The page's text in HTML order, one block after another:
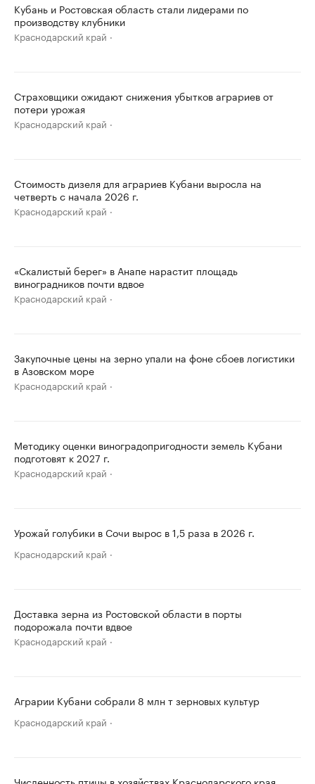
Кубань и Ростовская область стали лидерами по
производству клубники
Краснодарский край
Страховщики ожидают снижения убытков аграриев от
потери урожая
Краснодарский край
Стоимость дизеля для аграриев Кубани выросла на
четверть с начала 2026 г.
Краснодарский край
«Скалистый берег» в Анапе нарастит площадь
виноградников почти вдвое
Краснодарский край
Закупочные цены на зерно упали на фоне сбоев логистики
в Азовском море
Краснодарский край
Методику оценки виноградопригодности земель Кубани
подготовят к 2027 г.
Краснодарский край
Урожай голубики в Сочи вырос в 1,5 раза в 2026 г.
Краснодарский край
Доставка зерна из Ростовской области в порты
подорожала почти вдвое
Краснодарский край
Аграрии Кубани собрали 8 млн т зерновых культур
Краснодарский край